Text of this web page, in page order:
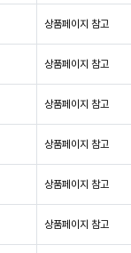
상품페이지 참고
상품페이지 참고
상품페이지 참고
상품페이지 참고
상품페이지 참고
상품페이지 참고